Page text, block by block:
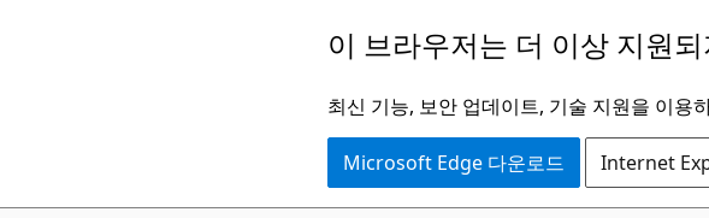
로
이 브라우저는 더 이상 지원
최신 기능, 보안 업데이트, 기술 지원을 이
Microsoft Edge 다운로드 Internet